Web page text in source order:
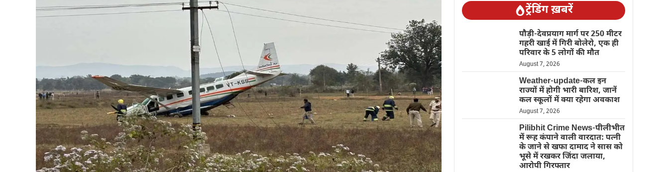
ट्रेंडिंग ख़बरें
पौड़ी-देवप्रयाग मार्ग पर 250 मीटर
गहरी खाई में गिरी बोलेरो, एक ही
परिवार के 5 लोगों की मौत
August 7, 2026
Weather-update-कल इन
राज्यों में होगी भारी बारिश, जानें
कल स्कूलों में क्या रहेगा अवकाश
August 7, 2026
Pilibhit Crime News-पीलीभीत
में रूह कंपाने वाली वारदात: पत्नी
के जाने से खफा दामाद ने सास को
भूसे में रखकर जिंदा जलाया,
आरोपी गिरफ्तार